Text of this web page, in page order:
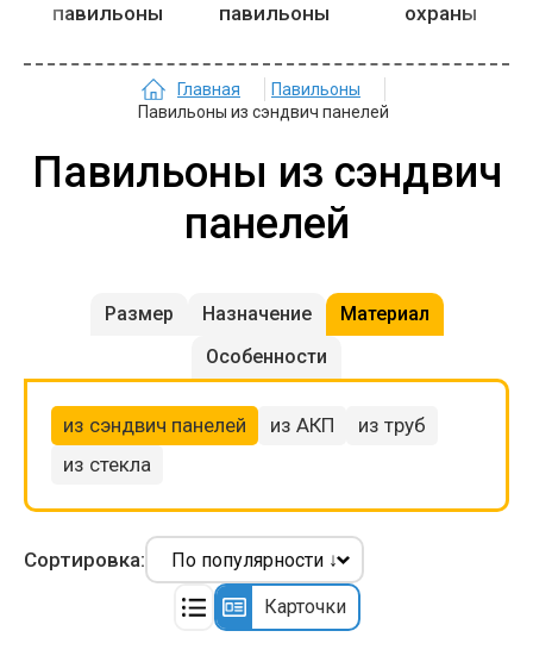
павильоны
павильоны
охраны
Главная
Павильоны
Павильоны из сэндвич панелей
Павильоны из сэндвич
панелей
Размер Назначение
Материал
Особенности
из сэндвич панелей из АКП
из труб
из стекла
Сортировка:
Карточки